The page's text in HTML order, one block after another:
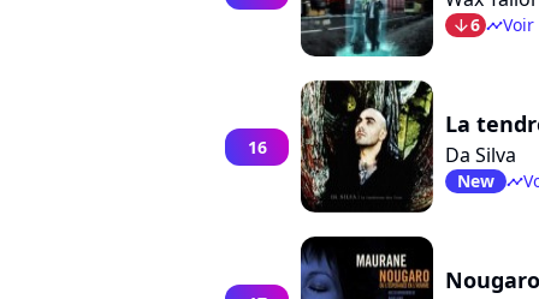
arrow_bot6 timelineVoir
16
La
Da Silva
New timeline